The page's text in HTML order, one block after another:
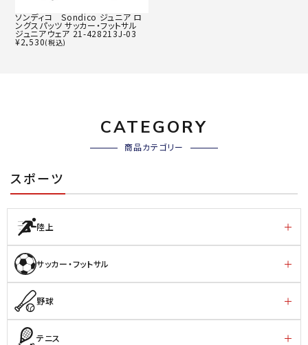
ソンディコ Sondico ジュニア ロ
ングスパッツ サッカー・フットサル
ジュニアウェア 21-428213J-03
¥2,530(税込)
CATEGORY
商品カテゴリー
スポーツ
陸上
サッカー・フットサル
野球
テニス